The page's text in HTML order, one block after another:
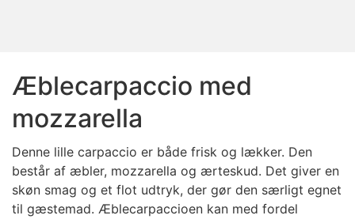
Æblecarpaccio med
mozzarella
Denne lille carpaccio er både frisk og lækker. Den
består af æbler, mozzarella og ærteskud. Det giver en
skøn smag og et flot udtryk, der gør den særligt egnet
til gæstemad. Æblecarpaccioen kan med fordel